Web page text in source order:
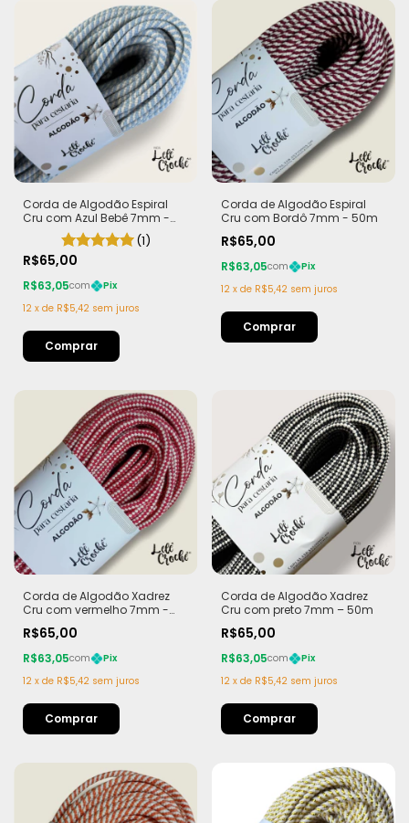
Corda de Algodão Espiral
Cru com Azul Bebê 7mm -
(1)
R$65,00
R$63,05com
Pix
12 x de R$5,42 sem juros
Corda de Algodão Espiral
Cru com Bordô 7mm - 50m
R$65,00
R$63,05com
Pix
12 x de R$5,42 sem juros
Corda de Algodão Xadrez
Cru com vermelho 7mm -
R$65,00
R$63,05com
Pix
12 x de R$5,42 sem juros
Corda de Algodão Xadrez
Cru com preto 7mm – 50m
R$65,00
R$63,05com
Pix
12 x de R$5,42 sem juros